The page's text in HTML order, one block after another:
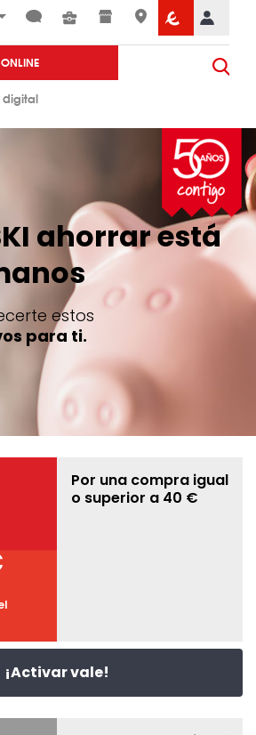
digital
ahorrar está
estos
para ti.
Por una compra igual
o superior a 40 €
¡Activar vale!